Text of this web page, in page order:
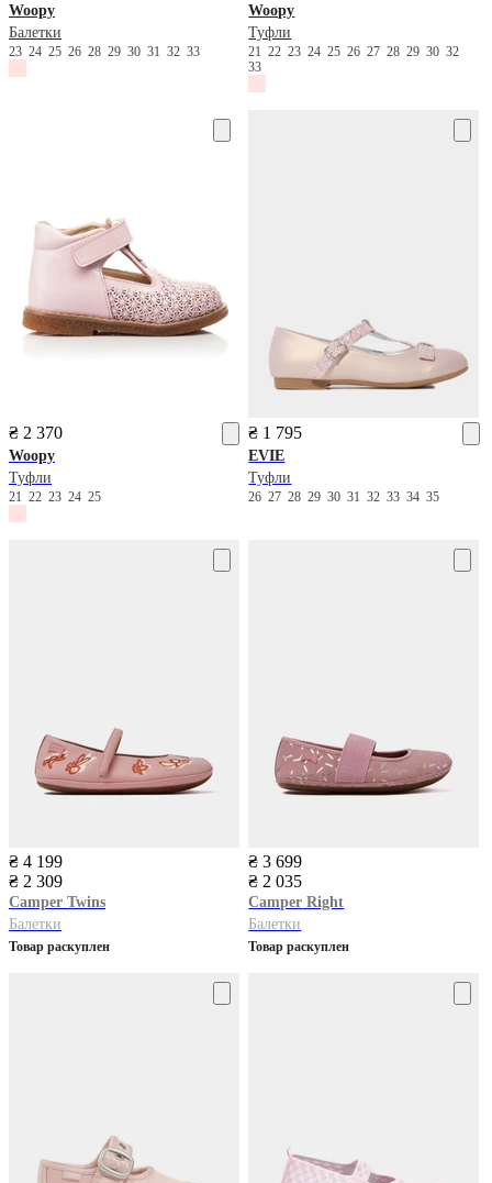
Woopy
Балетки
23 24 25 26 28 29 30 31 32 33
Woopy
Туфли
2122232425262728293032
33
₴ 2 370
Woopy
Туфли
21 22 23 24 25
₴ 1 795
EVIE
Туфли
26272829303132333435
₴ 4 199
₴ 2 309
Camper Twins
Балетки
Товар раскуплен
₴ 3 699
₴ 2 035
Camper Right
Балетки
Товар раскуплен